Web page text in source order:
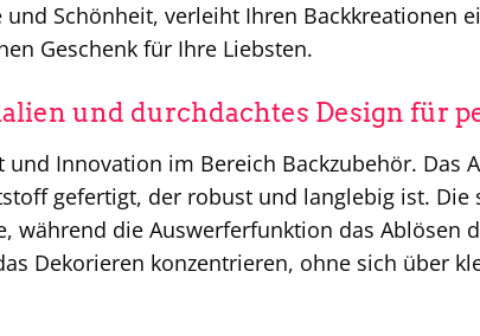
und Schönheit, verleiht Ihren Backkreationen
Geschenk für Ihre Liebsten.
und durchdachtes Design für
und Innovation im Bereich Backzubehör. Das
gefertigt, der robust und langlebig ist. Die
während die Auswerferfunktion das Ablösen
Dekorieren konzentrieren, ohne sich über